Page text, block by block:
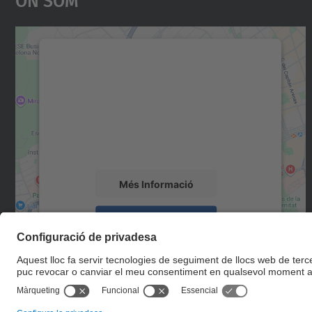
Més Informació
powered by
Management Platform